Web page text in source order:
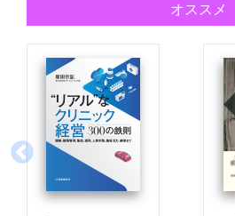
オススメ